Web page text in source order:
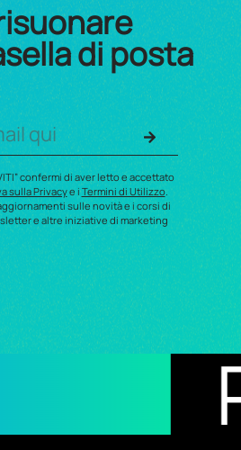
di posta
confermi di aver letto e accettato
sulla Privacye iTermini di Utilizzo.
sulle novità e i corsi di
e altre iniziative di marketing